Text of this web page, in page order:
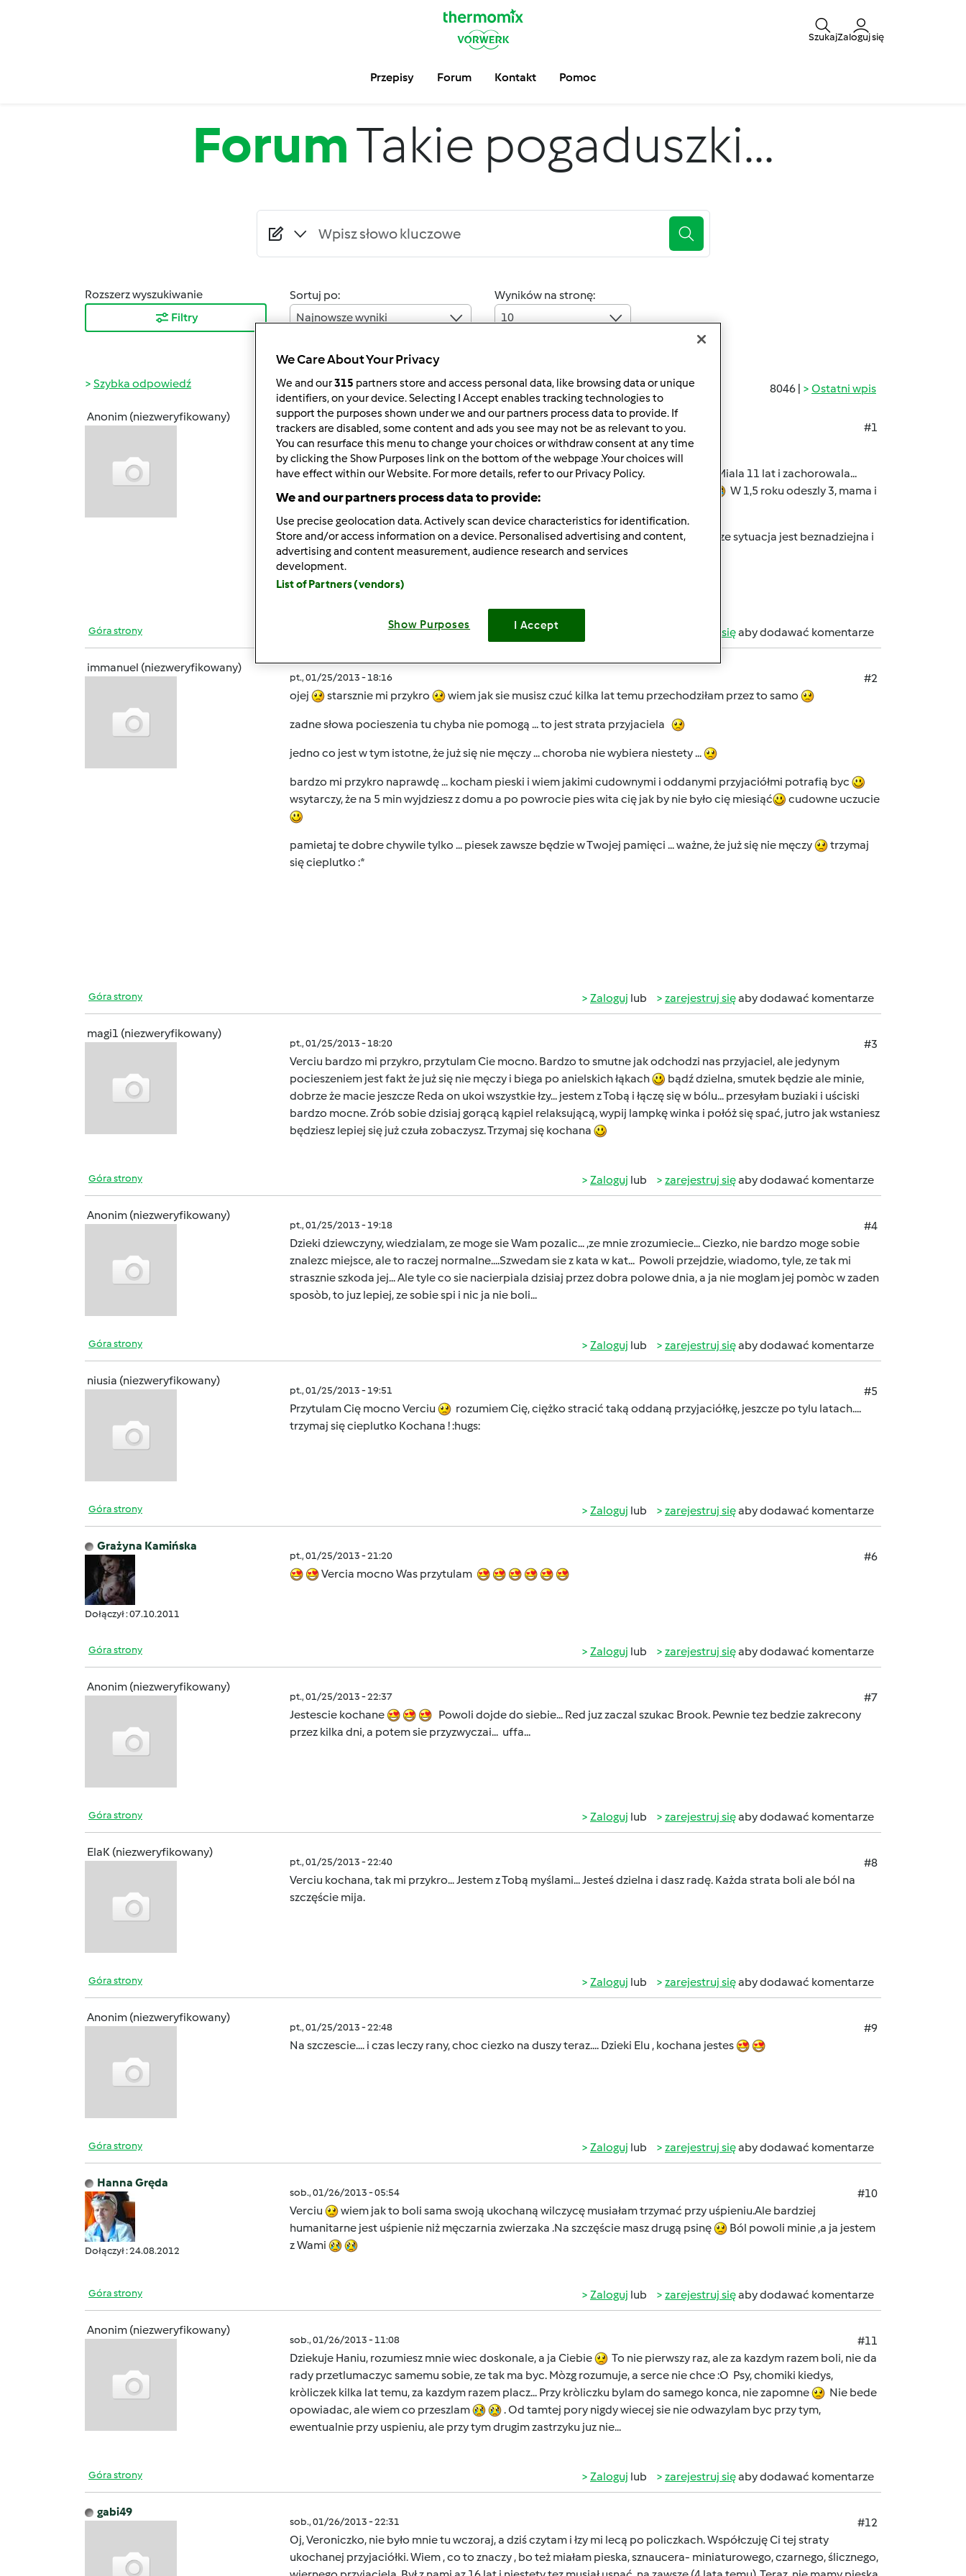
SzukajZaloguj się
Przepisy Forum Kontakt Pomoc
ForumTakie pogaduszki...
Rozszerz wyszukiwanie
Filtry
Sortuj po:
Najnowsze wyniki
Wyników na stronę:
10
8046 | Ostatni wpis
Szybka odpowiedź
Anonim (niezweryfikowany)
pt., 01/25/2013 - 17:53
#1
Dziewczyny, pomocy
Dzisiaj musielismy uspic psinke To ta ciemna, oczywiscie... Brook...
Miala 11 lat i zachorowala...
Wczoraj bylo dobrze, a dzisiaj cale pieklo sie zrobilo... Nie dalo sie uratowac
W 1,5 roku odeszly 3, mama i
Teraz zostal Red tylko. Na zdjeciu sa razem, widac jak sie lubily...
Jestem w dolku
Myslalam, ze cos sie da zrobic, ale zadzwonili z kliniki wet. , ze sytuacja jest beznadziejna i
trzeba uspic natychmiast, bo bardzo sie meczy
Góra strony zarejestruj sięaby dodawać komentarze
immanuel (niezweryfikowany)
pt., 01/25/2013 - 18:16
#2
ojej
starsznie mi przykro wiem jak sie musisz czuć kilka lat temu przechodziłam przez to samo
zadne słowa pocieszenia tu chyba nie pomogą ... to jest strata przyjaciela
jedno co jest w tym istotne, że już się nie męczy ... choroba nie wybiera niestety ...
bardzo mi przykro naprawdę ... kocham pieski i wiem jakimi cudownymi i oddanymi przyjaciółmi potrafią byc
wsytarczy, że na 5 min wyjdziesz z domu a po powrocie pies wita cię jak by nie było cię miesiąć
cudowne uczucie
pamietaj te dobre chywile tylko ... piesek zawsze będzie w Twojej pamięci ... ważne, że już się nie męczy
trzymaj
się cieplutko :*
Góra strony Zaloguj lub zarejestruj sięaby dodawać komentarze
magi1 (niezweryfikowany)
pt., 01/25/2013 - 18:20
#3
Verciu bardzo mi przykro, przytulam Cie mocno. Bardzo to smutne jak odchodzi nas przyjaciel, ale jedynym
pocieszeniem jest fakt że już się nie męczy i biega po anielskich łąkach
bądź dzielna, smutek będzie ale minie,
dobrze że macie jeszcze Reda on ukoi wszystkie łzy... jestem z Tobą i łączę się w bólu... przesyłam buziaki i uściski
bardzo mocne. Zrób sobie dzisiaj gorącą kąpiel relaksującą, wypij lampkę winka i połóż się spać, jutro jak wstaniesz
będziesz lepiej się już czuła zobaczysz. Trzymaj się kochana
Góra strony Zaloguj lub zarejestruj sięaby dodawać komentarze
Anonim (niezweryfikowany)
pt., 01/25/2013 - 19:18
#4
Dzieki dziewczyny, wiedzialam, ze moge sie Wam pozalic... ,ze mnie zrozumiecie... Ciezko, nie bardzo moge sobie
znalezc miejsce, ale to raczej normalne....Szwedam sie z kata w kat... Powoli przejdzie, wiadomo, tyle, ze tak mi
strasznie szkoda jej... Ale tyle co sie nacierpiala dzisiaj przez dobra polowe dnia, a ja nie moglam jej pomòc w zaden
sposòb, to juz lepiej, ze sobie spi i nic ja nie boli...
Góra strony Zaloguj lub zarejestruj sięaby dodawać komentarze
niusia (niezweryfikowany)
pt., 01/25/2013 - 19:51
#5
Przytulam Cię mocno Verciu
rozumiem Cię, ciężko stracić taką oddaną przyjaciółkę, jeszcze po tylu latach....
trzymaj się cieplutko Kochana ! :hugs:
Góra strony Zaloguj lub zarejestruj sięaby dodawać komentarze
Grażyna Kamińska
Dołączył : 07.10.2011
pt., 01/25/2013 - 21:20
#6
Vercia mocno Was przytulam
Góra strony Zaloguj lub zarejestruj sięaby dodawać komentarze
Anonim (niezweryfikowany)
pt., 01/25/2013 - 22:37
#7
Jestescie kochane
Powoli dojde do siebie... Red juz zaczal szukac Brook. Pewnie tez bedzie zakrecony
przez kilka dni, a potem sie przyzwyczai... uffa...
Góra strony Zaloguj lub zarejestruj sięaby dodawać komentarze
ElaK (niezweryfikowany)
pt., 01/25/2013 - 22:40
#8
Verciu kochana, tak mi przykro... Jestem z Tobą myślami... Jesteś dzielna i dasz radę. Każda strata boli ale ból na
szczęście mija.
Góra strony Zaloguj lub zarejestruj sięaby dodawać komentarze
Anonim (niezweryfikowany)
pt., 01/25/2013 - 22:48
#9
Na szczescie.... i czas leczy rany, choc ciezko na duszy teraz.... Dzieki Elu , kochana jestes
Góra strony Zaloguj lub zarejestruj sięaby dodawać komentarze
Hanna Gręda
Dołączył : 24.08.2012
sob., 01/26/2013 - 05:54
#10
Verciu
wiem jak to boli sama swoją ukochaną wilczycę musiałam trzymać przy uśpieniu.Ale bardziej
humanitarne jest uśpienie niż męczarnia zwierzaka .Na szczęście masz drugą psinę
Ból powoli minie ,a ja jestem
z Wami
Góra strony Zaloguj lub zarejestruj sięaby dodawać komentarze
Anonim (niezweryfikowany)
sob., 01/26/2013 - 11:08
#11
Dziekuje Haniu, rozumiesz mnie wiec doskonale, a ja Ciebie
To nie pierwszy raz, ale za kazdym razem boli, nie da
rady przetlumaczyc samemu sobie, ze tak ma byc. Mòzg rozumuje, a serce nie chce :O Psy, chomiki kiedys,
kròliczek kilka lat temu, za kazdym razem placz... Przy kròliczku bylam do samego konca, nie zapomne
Nie bede
opowiadac, ale wiem co przeszlam
. Od tamtej pory nigdy wiecej sie nie odwazylam byc przy tym,
ewentualnie przy uspieniu, ale przy tym drugim zastrzyku juz nie...
Góra strony Zaloguj lub zarejestruj sięaby dodawać komentarze
gabi49
sob., 01/26/2013 - 22:31
#12
Oj, Veroniczko, nie było mnie tu wczoraj, a dziś czytam i łzy mi lecą po policzkach. Współczuję Ci tej straty
ukochanej przyjaciółki. Wiem , co to znaczy , bo też miałam pieska, sznaucera- miniaturowego, czarnego, ślicznego,
We Care About Your Privacy
We and our315 partners store and access personal data, like browsing data or unique
identifiers, on your device. Selecting I Accept enables tracking technologies to
support the purposes shown under we and our partners process data to provide. If
trackers are disabled, some content and ads you see may not be as relevant to you.
You can resurface this menu to change your choices or withdraw consent at any time
by clicking the Show Purposes link on the bottom of the webpage .Your choices will
have effect within our Website. For more details, refer to our Privacy Policy.
We and our partners process data to provide:
Use precise geolocation data. Actively scan device characteristics for identification.
Store and/or access information on a device. Personalised advertising and content,
advertising and content measurement, audience research and services
development.
List of Partners (vendors)
Show Purposes I Accept